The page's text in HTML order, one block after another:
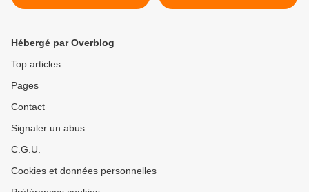
Hébergé par Overblog
Top articles
Pages
Contact
Signaler un abus
C.G.U.
Cookies et données personnelles